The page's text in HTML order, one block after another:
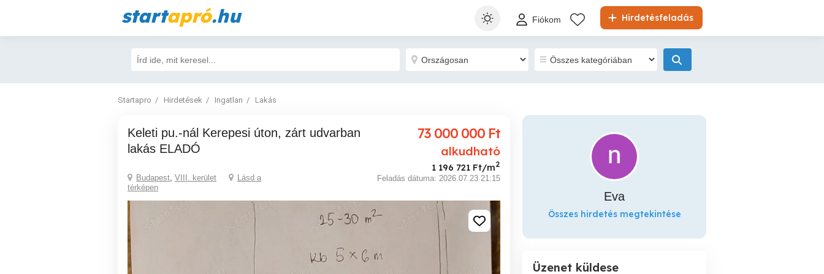
startapró.hu Hirdetésfeladás
Fiókom
Startapro Hirdetések Ingatlan Lakás
Keleti pu.-nál Kerepesi úton, zárt udvarban
lakás ELADÓ
73 000 000 Ft
alkudható
1 196 721 Ft/m2
Budapest VIII. kerület
Lásd a
térképen
Feladás dátuma: 2026.07.23 21:15
Eva
Összes hirdetés megtekintése
Üzenet küldese